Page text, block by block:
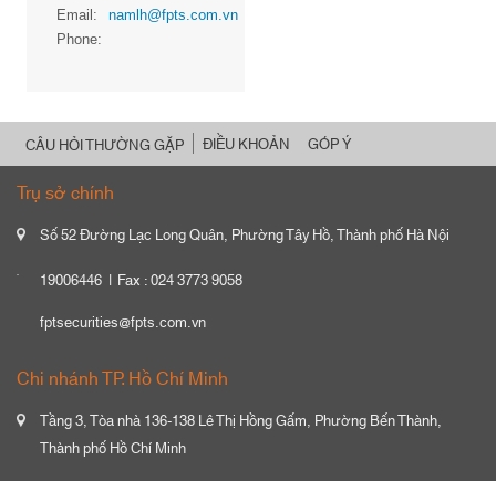
Email:
namlh@fpts.com.vn
Phone:
CÂU HỎI THƯỜNG GẶP ĐIỀU KHOẢN GÓP Ý
Trụ sở chính
Số 52 Đường Lạc Long Quân, Phường Tây Hồ, Thành phố Hà Nội
19006446
Fax : 024 3773 9058
fptsecurities@fpts.com.vn
Chi nhánh TP. Hồ Chí Minh
Tầng 3, Tòa nhà 136-138 Lê Thị Hồng Gấm, Phường Bến Thành,
Thành phố Hồ Chí Minh